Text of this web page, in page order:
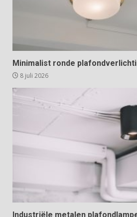
Minimalist ronde
8 juli 2026
Industriële metalen